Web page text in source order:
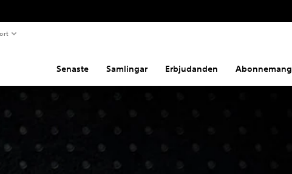
Senaste Samlingar Erbjudanden Abonnemang